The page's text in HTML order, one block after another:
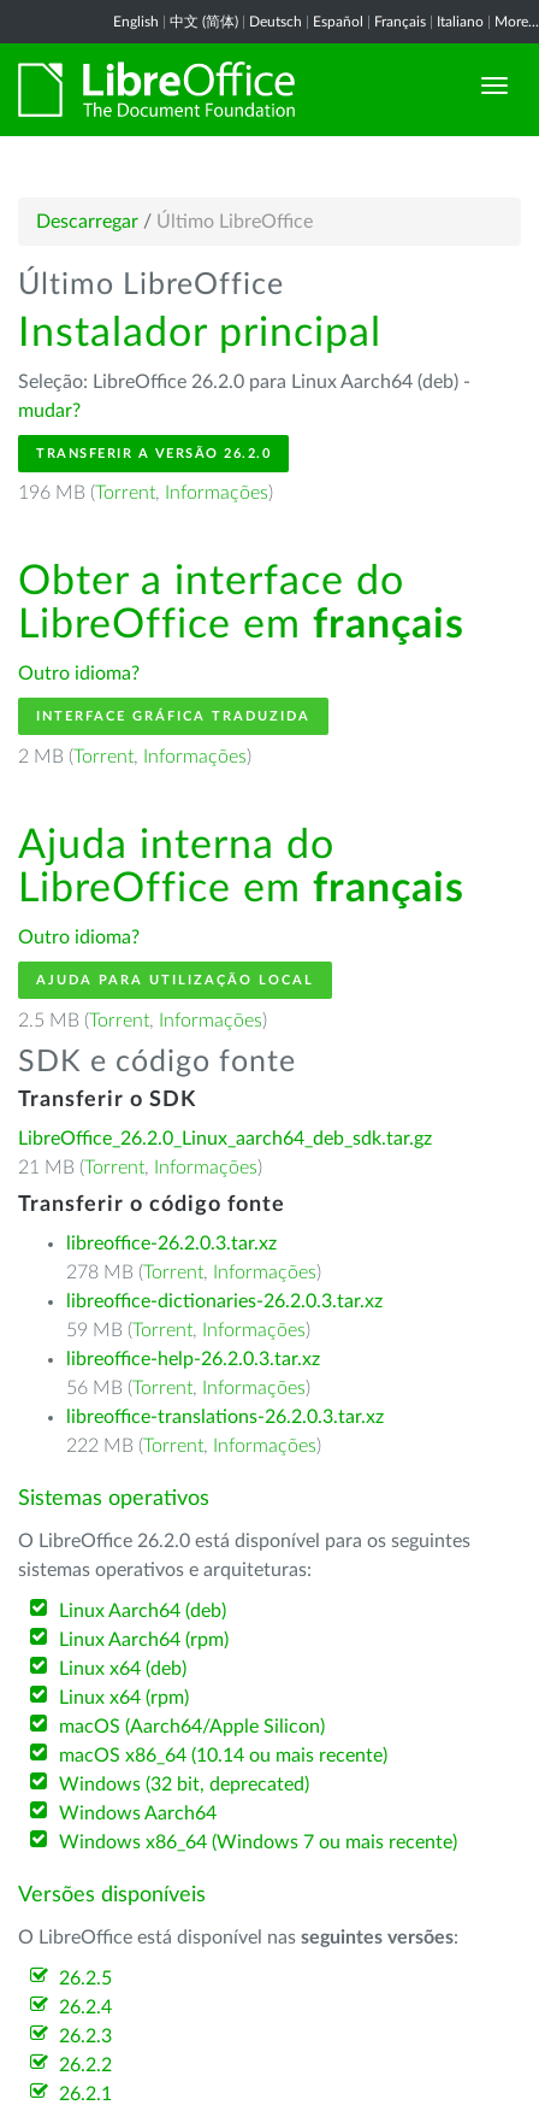
English 中文 (简体) Deutsch Español Français Italiano More...
Descarregar / Último LibreOffice
Último LibreOffice
Instalador principal
Seleção: LibreOffice 26.2.0 para Linux Aarch64 (deb) -
mudar?
TRANSFERIR A VERSÃO 26.2.0
196 MB (Torrent, Informações)
Obter a interface do
LibreOffice em français
Outro idioma?
INTERFACE GRÁFICA TRADUZIDA
2 MB (Torrent, Informações)
Ajuda interna do
LibreOffice em français
Outro idioma?
AJUDA PARA UTILIZAÇÃO LOCAL
2.5 MB (Torrent, Informações)
SDK e código fonte
Transferir o SDK
LibreOffice_26.2.0_Linux_aarch64_deb_sdk.tar.gz
21 MB (Torrent, Informações)
Transferir o código fonte
libreoffice-26.2.0.3.tar.xz
278 MB (Torrent, Informações)
libreoffice-dictionaries-26.2.0.3.tar.xz
59 MB (Torrent, Informações)
libreoffice-help-26.2.0.3.tar.xz
56 MB (Torrent, Informações)
libreoffice-translations-26.2.0.3.tar.xz
222 MB (Torrent, Informações)
Sistemas operativos
O LibreOffice 26.2.0 está disponível para os seguintes
sistemas operativos e arquiteturas:
Linux Aarch64 (deb)
Linux Aarch64 (rpm)
Linux x64 (deb)
Linux x64 (rpm)
macOS (Aarch64/Apple Silicon)
macOS x86_64 (10.14 ou mais recente)
Windows (32 bit, deprecated)
Windows Aarch64
Windows x86_64 (Windows 7 ou mais recente)
Versões disponíveis
O LibreOffice está disponível nas seguintes versões:
26.2.5
26.2.4
26.2.3
26.2.2
26.2.1